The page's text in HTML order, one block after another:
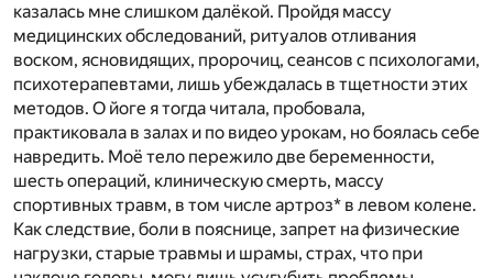
казалась мне слишком далёкой. Пройдя массу
медицинских обследований, ритуалов отливания
воском, ясновидящих, пророчиц, сеансов с психологами,
психотерапевтами, лишь убеждалась в тщетности этих
методов. О йоге я тогда читала, пробовала,
практиковала в залах и по видео урокам, но боялась себе
навредить. Моё тело пережило две беременности,
шесть операций, клиническую смерть, массу
спортивных травм, в том числе артроз* в левом колене.
Как следствие, боли в пояснице, запрет на физические
нагрузки, старые травмы и шрамы, страх, что при